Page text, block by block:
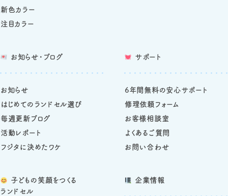
新色カラー
注目カラー
子どもの笑顔をつくる
ランドセル
お知らせ・ブログ
お知らせ
はじめてのランドセル選び
毎週更新ブログ
活動レポート
フジタに決めたワケ
サポート
6年間無料の安心サポート
修理依頼フォーム
お客様相談室
よくあるご質問
お問い合わせ
企業情報